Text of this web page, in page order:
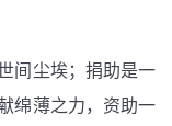
间尘埃；捐助是一
绵薄之力，资助一